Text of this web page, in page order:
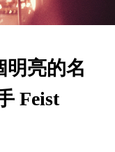
明亮的名
Feist